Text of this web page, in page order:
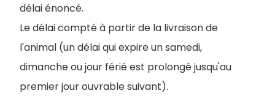
délai énoncé.
Le délai compté à partir de la livraison de
l'animal (un délai qui expire un samedi,
dimanche ou jour férié est prolongé jusqu'au
premier jour ouvrable suivant).